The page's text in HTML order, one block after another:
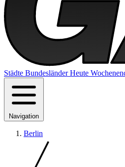
Städte BundesländerHeute
Navigation
Berlin